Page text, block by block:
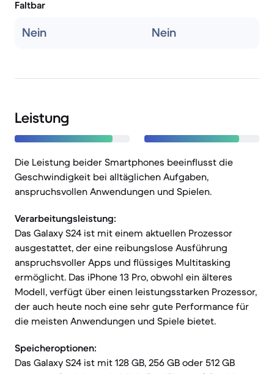
Faltbar
Nein Nein
Leistung
Die Leistung beider Smartphones beeinflusst die
Geschwindigkeit bei alltäglichen Aufgaben,
anspruchsvollen Anwendungen und Spielen.
Verarbeitungsleistung:
Das Galaxy S24 ist mit einem aktuellen Prozessor
ausgestattet, der eine reibungslose Ausführung
anspruchsvoller Apps und flüssiges Multitasking
ermöglicht. Das iPhone 13 Pro, obwohl ein älteres
Modell, verfügt über einen leistungsstarken Prozessor,
der auch heute noch eine sehr gute Performance für
die meisten Anwendungen und Spiele bietet.
Speicheroptionen:
Das Galaxy S24 ist mit 128 GB, 256 GB oder 512 GB